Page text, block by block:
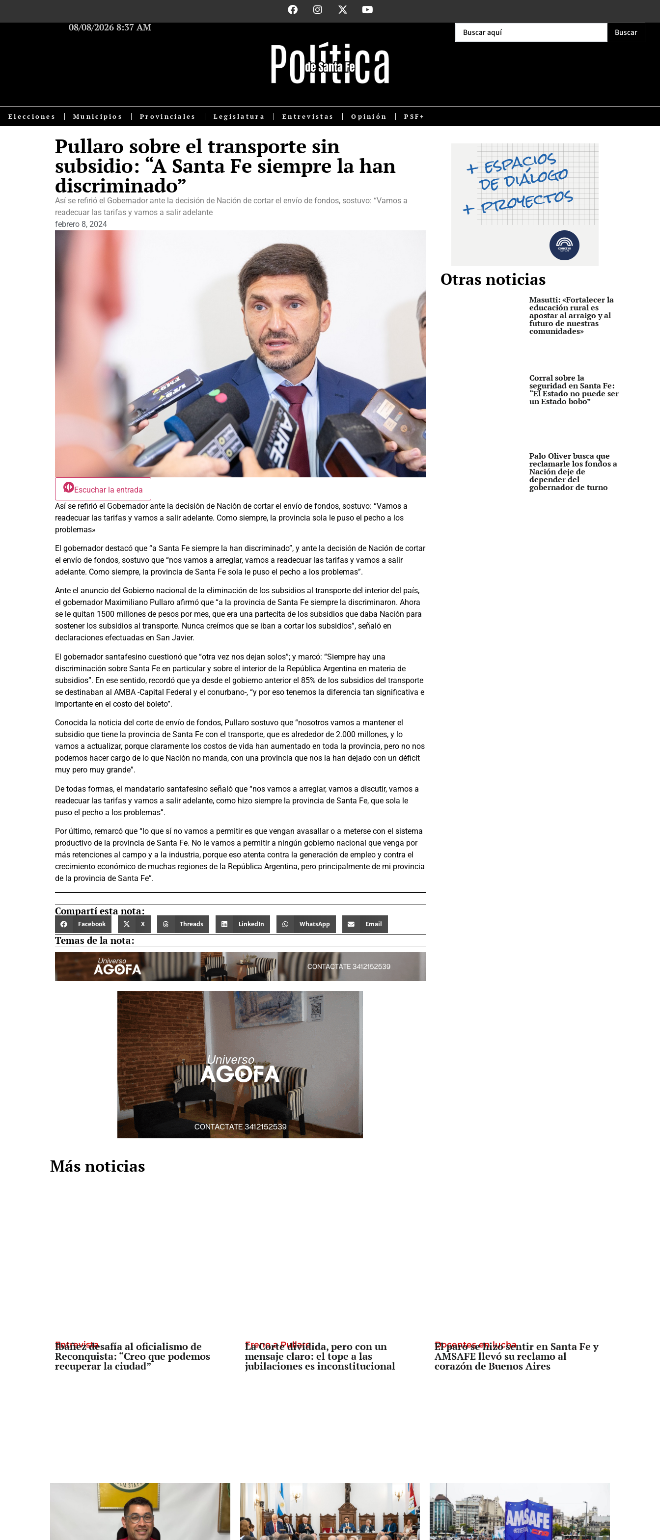
08/08/2026 8:37 AM Buscar
Elecciones Municipios Provinciales Legislatura Entrevistas Opinión PSF+
Pullaro sobre el transporte sin
subsidio: “A Santa Fe siempre la han
discriminado”
Así se refirió el Gobernador ante la decisión de Nación de cortar el envío de fondos, sostuvo: “Vamos a
readecuar las tarifas y vamos a salir adelante
febrero 8, 2024
Escuchar la entrada
Así se refirió el Gobernador ante la decisión de Nación de cortar el envío de fondos, sostuvo: “Vamos a
readecuar las tarifas y vamos a salir adelante. Como siempre, la provincia sola le puso el pecho a los
problemas»
El gobernador destacó que “a Santa Fe siempre la han discriminado”, y ante la decisión de Nación de cortar
el envío de fondos, sostuvo que “nos vamos a arreglar, vamos a readecuar las tarifas y vamos a salir
adelante. Como siempre, la provincia de Santa Fe sola le puso el pecho a los problemas”.
Ante el anuncio del Gobierno nacional de la eliminación de los subsidios al transporte del interior del país,
el gobernador Maximiliano Pullaro afirmó que “a la provincia de Santa Fe siempre la discriminaron. Ahora
se le quitan 1500 millones de pesos por mes, que era una partecita de los subsidios que daba Nación para
sostener los subsidios al transporte. Nunca creímos que se iban a cortar los subsidios”, señaló en
declaraciones efectuadas en San Javier.
El gobernador santafesino cuestionó que “otra vez nos dejan solos”; y marcó: “Siempre hay una
discriminación sobre Santa Fe en particular y sobre el interior de la República Argentina en materia de
subsidios”. En ese sentido, recordó que ya desde el gobierno anterior el 85% de los subsidios del transporte
se destinaban al AMBA -Capital Federal y el conurbano-, “y por eso tenemos la diferencia tan significativa e
importante en el costo del boleto”.
Conocida la noticia del corte de envío de fondos, Pullaro sostuvo que “nosotros vamos a mantener el
subsidio que tiene la provincia de Santa Fe con el transporte, que es alrededor de 2.000 millones, y lo
vamos a actualizar, porque claramente los costos de vida han aumentado en toda la provincia, pero no nos
podemos hacer cargo de lo que Nación no manda, con una provincia que nos la han dejado con un déficit
muy pero muy grande”.
De todas formas, el mandatario santafesino señaló que “nos vamos a arreglar, vamos a discutir, vamos a
readecuar las tarifas y vamos a salir adelante, como hizo siempre la provincia de Santa Fe, que sola le
puso el pecho a los problemas”.
Por último, remarcó que “lo que sí no vamos a permitir es que vengan avasallar o a meterse con el sistema
productivo de la provincia de Santa Fe. No le vamos a permitir a ningún gobierno nacional que venga por
más retenciones al campo y a la industria, porque eso atenta contra la generación de empleo y contra el
crecimiento económico de muchas regiones de la República Argentina, pero principalmente de mi provincia
de la provincia de Santa Fe”.
Compartí esta nota:
Facebook X Threads LinkedIn WhatsApp Email
Temas de la nota:
Otras noticias
Masutti: «Fortalecer la
educación rural es
apostar al arraigo y al
futuro de nuestras
comunidades»
Corral sobre la
seguridad en Santa Fe:
“El Estado no puede ser
un Estado bobo”
Palo Oliver busca que
reclamarle los fondos a
Nación deje de
depender del
gobernador de turno
Más noticias
Entrevista
Ibáñez desafía al oficialismo de
Reconquista: “Creo que podemos
recuperar la ciudad”
Freno a Pullaro
La Corte dividida, pero con un
mensaje claro: el tope a las
jubilaciones es inconstitucional
Docentes en lucha
El paro se hizo sentir en Santa Fe y
AMSAFE llevó su reclamo al
corazón de Buenos Aires